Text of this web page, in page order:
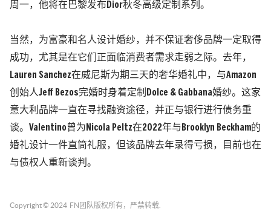
周一，他将在巴黎发布Dior秋冬高级定制系列。
当然，为富豪和名人设计婚纱，并不保证奢侈品牌一定取得
成功，尤其是在它们正面临消费者需求走弱之际。去年，
Lauren Sanchez在威尼斯为期三天的奢华婚礼中，与Amazon
创始人Jeff Bezos完婚时身着定制Dolce & Gabbana婚纱。这家
意大利品牌一直在寻找融资途径，并正与银行进行债务重
谈。Valentino曾为Nicola Peltz在2022年与Brooklyn Beckham的
婚礼设计一件直筒礼服，但该品牌去年录得亏损，目前也在
与债权人重新谈判。
Copyright © 2024 FN团队 版权所有，严禁转载.